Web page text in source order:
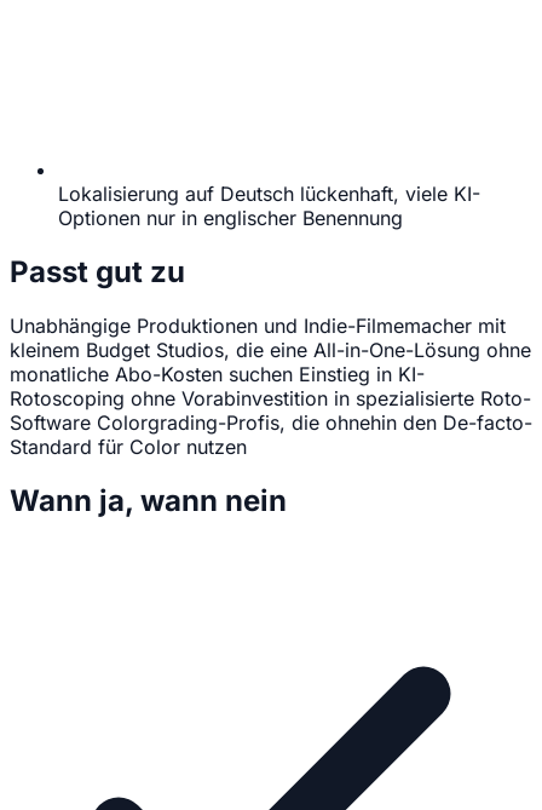
Lokalisierung auf Deutsch lückenhaft, viele KI-
Optionen nur in englischer Benennung
Passt gut zu
Unabhängige Produktionen und Indie-Filmemacher mit
kleinem Budget Studios, die eine All-in-One-Lösung ohne
monatliche Abo-Kosten suchen Einstieg in KI-
Rotoscoping ohne Vorabinvestition in spezialisierte Roto-
Software Colorgrading-Profis, die ohnehin den De-facto-
Standard für Color nutzen
Wann ja, wann nein